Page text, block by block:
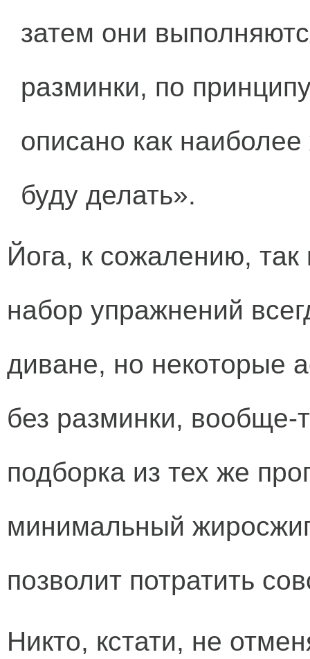
затем они
разминки, по
описано как
буду делать».
Йога, к сожалению, так
набор упражнений
диване, но некоторые
без разминки, вообще-
подборка из тех же
минимальный
позволит потратить
Никто, кстати, не